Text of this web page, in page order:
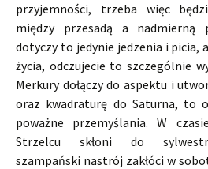
przyjemności, trzeba więc
między przesadą a nadmierną
dotyczy to jedynie jedzenia i picia,
życia, odczujecie to szczególnie
Merkury dołączy do aspektu i
oraz kwadraturę do Saturna, to
poważne przemyślania. W
Strzelcu skłoni do
szampański nastrój zakłóci w